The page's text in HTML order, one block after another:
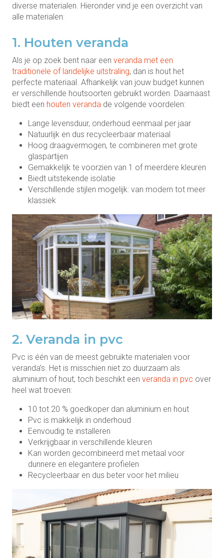
diverse materialen. Hieronder vind je een overzicht van
alle materialen:
1. Houten veranda
Als je op zoek bent naar een veranda met een
traditionele of landelijke uitstraling, dan is hout het
perfecte materiaal. Afhankelijk van jouw budget kunnen
er verschillende houtsoorten gebruikt worden. Daarnaast
biedt een houten veranda de volgende voordelen:
Lange levensduur, onderhoud eenmaal per jaar
Natuurlijk en dus recycleerbaar materiaal
Hoog draagvermogen, te combineren met grote
glaspartijen
Gemakkelijk te voorzien van 1 of meerdere kleuren
Biedt uitstekende isolatie
Verschillende stijlen mogelijk: van modern tot meer
klassiek
2. Veranda in pvc
Pvc is één van de meest gebruikte materialen voor
veranda’s. Het is misschien niet zo duurzaam als
aluminium of hout, toch beschikt een veranda in pvc over
heel wat troeven:
10 tot 20 % goedkoper dan aluminium en hout
Pvc is makkelijk in onderhoud
Eenvoudig te installeren
Verkrijgbaar in verschillende kleuren
Kan worden gecombineerd met metaal voor
dunnere en elegantere profielen
Recycleerbaar en dus beter voor het milieu